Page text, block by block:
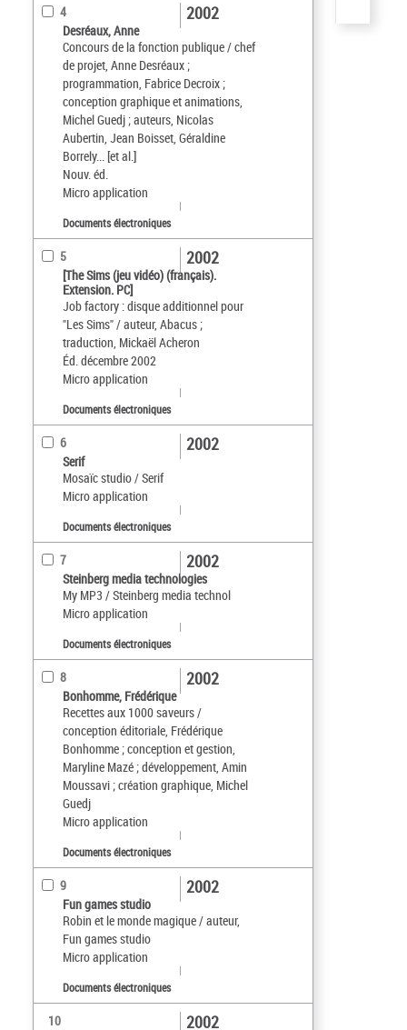
4
Desréaux, Anne
Concours de la fonction publique / chef
de projet, Anne Desréaux ;
programmation, Fabrice Decroix ;
conception graphique et animations,
Michel Guedj ; auteurs, Nicolas
Aubertin, Jean Boisset, Géraldine
Borrely... [et al.]
Nouv. éd.
Micro application
2002
Documents électroniques
5
[The Sims (jeu vidéo) (français).
Extension. PC]
Job factory : disque additionnel pour
"Les Sims" / auteur, Abacus ;
traduction, Mickaël Acheron
Éd. décembre 2002
Micro application
2002
Documents électroniques
6
Serif
Mosaïc studio / Serif
Micro application
2002
Documents électroniques
7
Steinberg media technologies
My MP3 / Steinberg media technol
Micro application
2002
Documents électroniques
8
Bonhomme, Frédérique
Recettes aux 1000 saveurs /
conception éditoriale, Frédérique
Bonhomme ; conception et gestion,
Maryline Mazé ; développement, Amin
Moussavi ; création graphique, Michel
Guedj
Micro application
2002
Documents électroniques
9
Fun games studio
Robin et le monde magique / auteur,
Fun games studio
Micro application
2002
Documents électroniques
10 2002